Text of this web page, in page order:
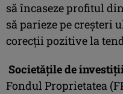
să încaseze profitul
să parieze pe creşteri
corecţii pozitive la
Societăţile de
Fondul Proprietatea